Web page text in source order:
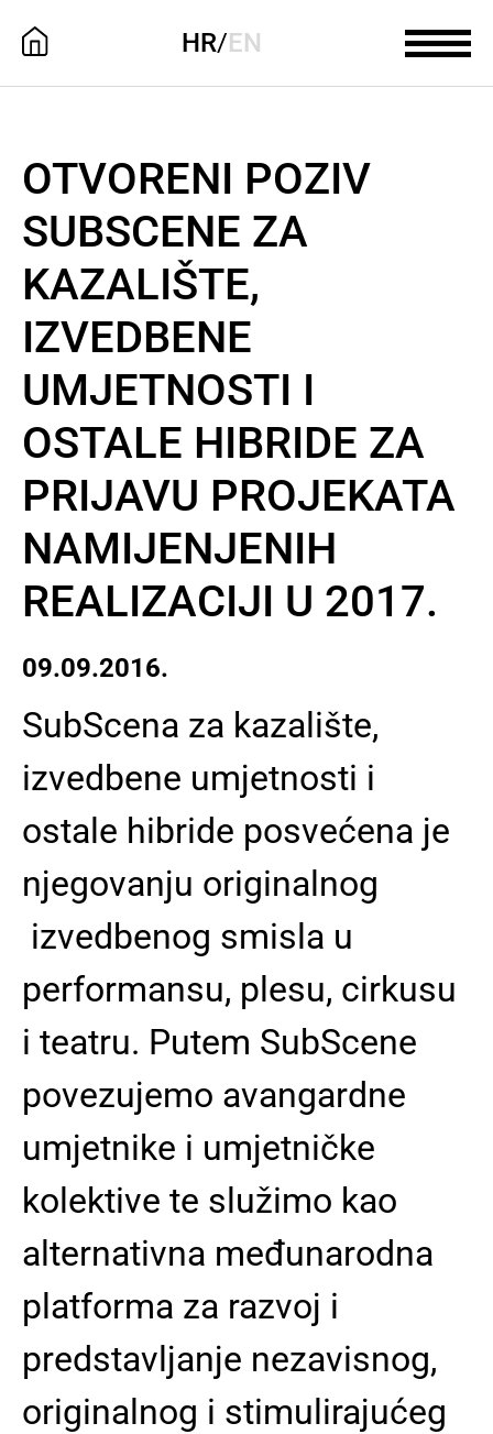
HR/EN
OTVORENI POZIV
SUBSCENE ZA
KAZALIŠTE,
IZVEDBENE
UMJETNOSTI I
OSTALE HIBRIDE ZA
PRIJAVU PROJEKATA
NAMIJENJENIH
REALIZACIJI U 2017.
09.09.2016.
SubScena za kazalište,
izvedbene umjetnosti i
ostale hibride posvećena je
njegovanju originalnog
izvedbenog smisla u
performansu, plesu, cirkusu
i teatru. Putem SubScene
povezujemo avangardne
umjetnike i umjetničke
kolektive te služimo kao
alternativna međunarodna
platforma za razvoj i
predstavljanje nezavisnog,
originalnog i stimulirajućeg